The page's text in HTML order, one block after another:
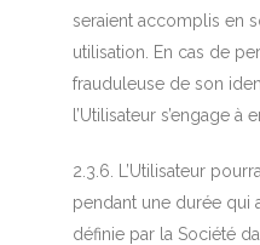
seraient accomplis en
utilisation. En cas de
frauduleuse de son
l’Utilisateur s’engage à
2.3.6. L’Utilisateur
pendant une durée qui
définie par la Société